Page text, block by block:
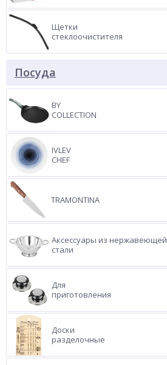
Щетки
стеклоочистителя
Посуда
BY
COLLECTION
IVLEV
CHEF
TRAMONTINA
Аксессуары из нержавеющей
стали
Для
приготовления
Доски
разделочные